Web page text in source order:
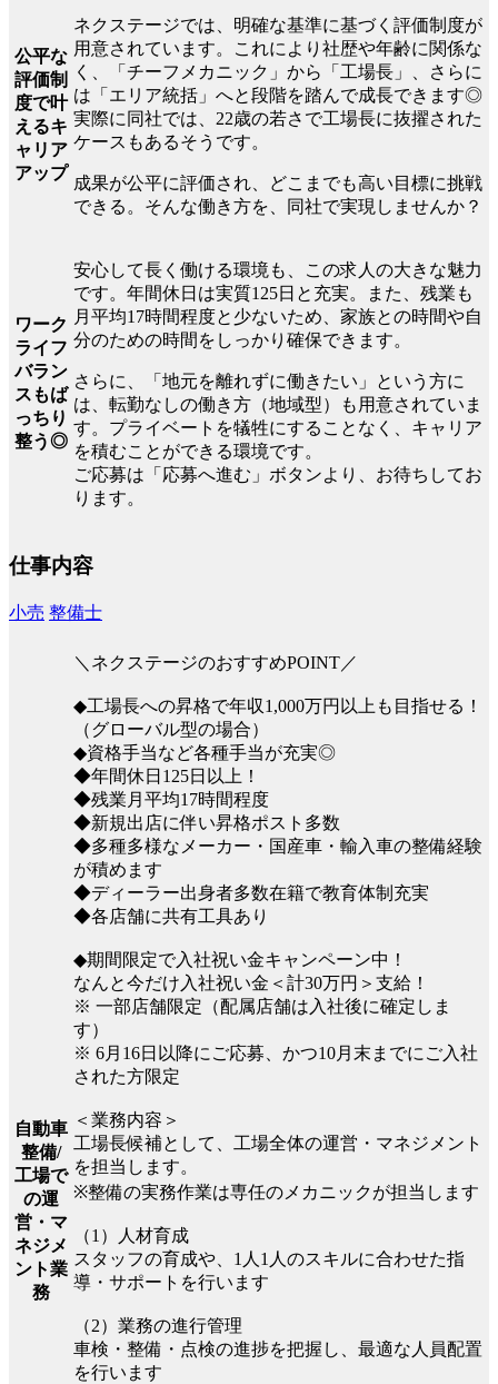
公平な
評価制
度で叶
えるキ
ャリア
アップ
ネクステージでは、明確な基準に基づく評価制度が
用意されています。これにより社歴や年齢に関係な
く、「チーフメカニック」から「工場長」、さらに
は「エリア統括」へと段階を踏んで成長できます◎
実際に同社では、22歳の若さで工場長に抜擢された
ケースもあるそうです。
成果が公平に評価され、どこまでも高い目標に挑戦
できる。そんな働き方を、同社で実現しませんか？
ワーク
ライフ
バラン
スもば
っちり
整う◎
安心して長く働ける環境も、この求人の大きな魅力
です。年間休日は実質125日と充実。また、残業も
月平均17時間程度と少ないため、家族との時間や自
分のための時間をしっかり確保できます。
さらに、「地元を離れずに働きたい」という方に
は、転勤なしの働き方（地域型）も用意されていま
す。プライベートを犠牲にすることなく、キャリア
を積むことができる環境です。
ご応募は「応募へ進む」ボタンより、お待ちしてお
ります。
仕事内容
小売 整備士
自動車
整備/
工場で
の運
営・マ
ネジメ
ント業
務
＼ネクステージのおすすめPOINT／
◆工場長への昇格で年収1,000万円以上も目指せる！
（グローバル型の場合）
◆資格手当など各種手当が充実◎
◆年間休日125日以上！
◆残業月平均17時間程度
◆新規出店に伴い昇格ポスト多数
◆多種多様なメーカー・国産車・輸入車の整備経験
が積めます
◆ディーラー出身者多数在籍で教育体制充実
◆各店舗に共有工具あり
◆期間限定で入社祝い金キャンペーン中！
なんと今だけ入社祝い金＜計30万円＞支給！
※ 一部店舗限定（配属店舗は入社後に確定しま
す）
※ 6月16日以降にご応募、かつ10月末までにご入社
された方限定
＜業務内容＞
工場長候補として、工場全体の運営・マネジメント
を担当します。
※整備の実務作業は専任のメカニックが担当します
（1）人材育成
スタッフの育成や、1人1人のスキルに合わせた指
導・サポートを行います
（2）業務の進行管理
車検・整備・点検の進捗を把握し、最適な人員配置
を行います